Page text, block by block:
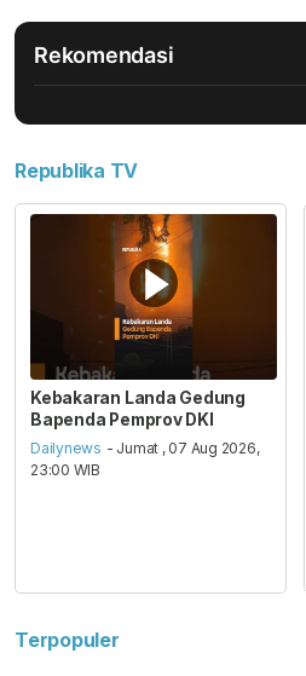
Rekomendasi
Republika TV
Kebakaran Landa Gedung
Bapenda Pemprov DKI
Dailynews - Jumat , 07 Aug 2026,
23:00 WIB
Terpopuler